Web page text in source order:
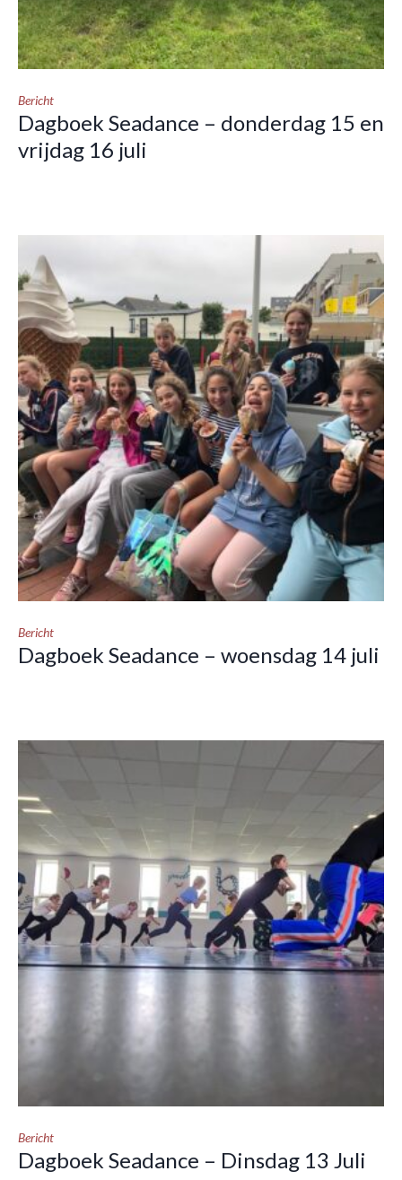
Bericht
Dagboek Seadance – donderdag 15 en
vrijdag 16 juli
Bericht
Dagboek Seadance – woensdag 14 juli
Bericht
Dagboek Seadance – Dinsdag 13 Juli